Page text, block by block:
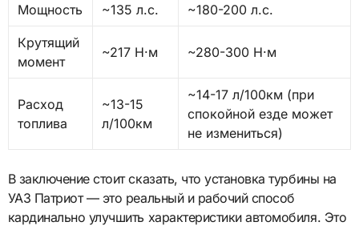
Мощность ~135 л.с. ~180-200 л.с.
Крутящий
момент
~217 Н·м ~280-300 Н·м
Расход
топлива
~13-15
л/100км
~14-17 л/100км (при
спокойной езде может
не измениться)
В заключение стоит сказать, что установка турбины на
УАЗ Патриот — это реальный и рабочий способ
кардинально улучшить характеристики автомобиля. Это